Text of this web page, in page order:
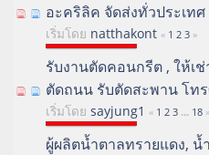
อะคริลิค จัดส่งทั่วประเทศ
เริ่มโดย natthakont « 1 2 3 »
รับงานตัดคอนกรีต , ให้เ
ตัดถนน รับตัดสะพาน โทร
เริ่มโดย sayjung1 « 1 2 3 ... 18 »
ผู้ผลิตน้ำตาลทรายแดง,